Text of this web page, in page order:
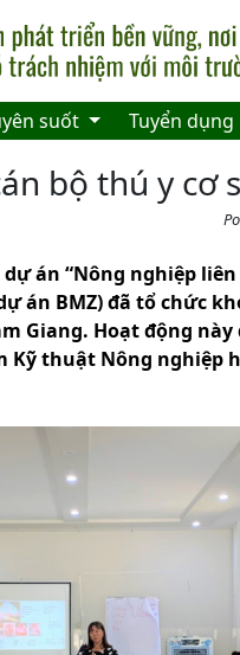
suốt Tuyển dụng
bộ thú y cơ
án “Nông nghiệp
án BMZ) đã tổ chức
Giang. Hoạt động
Kỹ thuật Nông nghiệp